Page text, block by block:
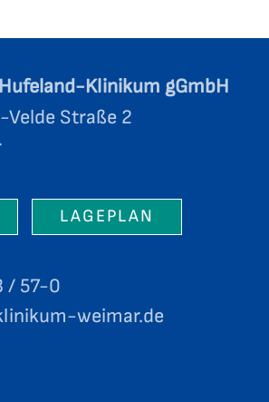
Klinikum gGmbH
Straße 2
LAGEPLAN
/ 57-0
weimar.de